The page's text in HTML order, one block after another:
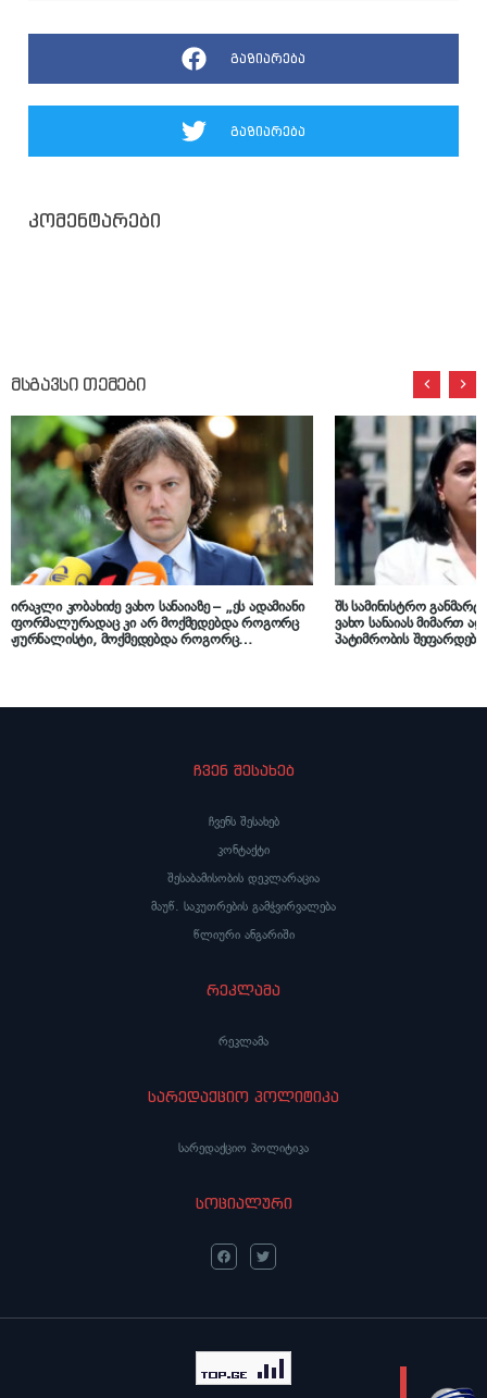
გაზიარება
გაზიარება
კომენტარები
მსგავსი თემები
ირაკლი კობახიძე ვახო სანაიაზე – „ეს ადამიანი
ფორმალურადაც კი არ მოქმედებდა როგორც
ჟურნალისტი, მოქმედებდა როგორც
შს სამინისტრო
ვახო სანაიას მიმართ
პატიმრობის შეფარდება
ჩვენ შესახებ
ჩვენს შესახებ
კონტაქტი
შესაბამისობის დეკლარაცია
მაუწ. საკუთრების გამჭვირვალება
წლიური ანგარიში
რეკლამა
რეკლამა
სარედაქციო პოლიტიკა
სარედაქციო პოლიტიკა
სოციალური